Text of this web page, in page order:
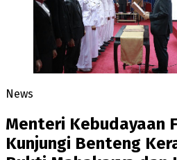
News
Menteri Kebudayaan
Kunjungi Benteng